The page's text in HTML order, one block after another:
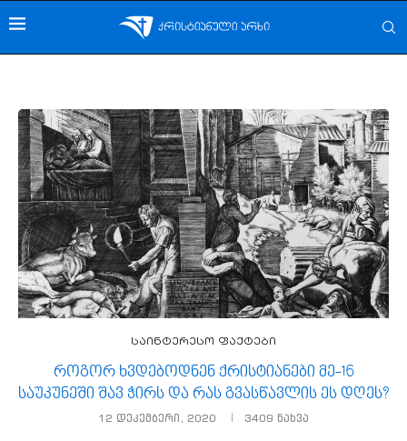
საინტერესო ფაქტები
როგორ ხვდებოდნენ ქრისტიანები მე-16
საუკუნეში შავ ჭირს და რას გვასწავლის ეს დღეს?
12 დეკემბერი, 2020 3409 ნახვა